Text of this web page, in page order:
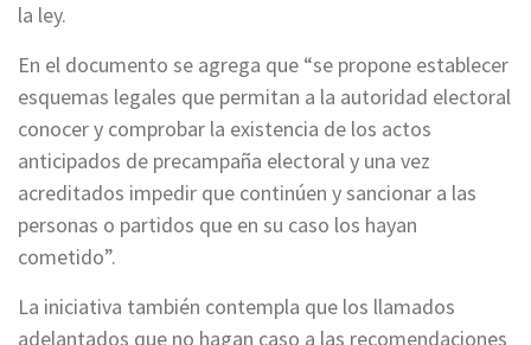
la ley.
En el documento se agrega que “se propone establecer
esquemas legales que permitan a la autoridad electoral
conocer y comprobar la existencia de los actos
anticipados de precampaña electoral y una vez
acreditados impedir que continúen y sancionar a las
personas o partidos que en su caso los hayan
cometido”.
La iniciativa también contempla que los llamados
adelantados que no hagan caso a las recomendaciones